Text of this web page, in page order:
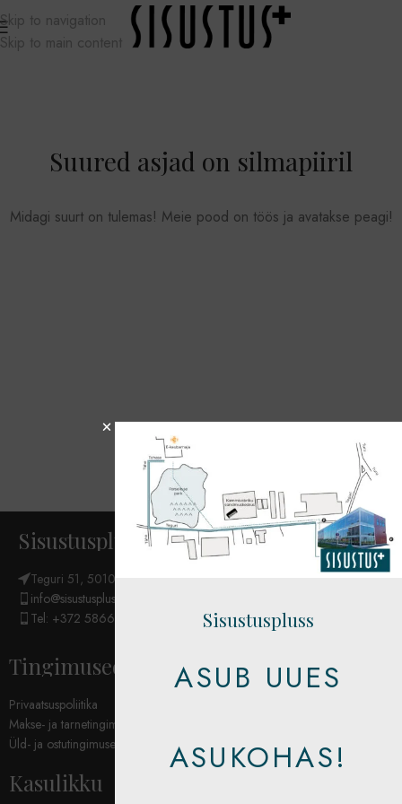
Skip to navigation
Skip to main content
Suured asjad on silmapiiril
Midagi suurt on tulemas! Meie pood on töös ja avatakse peagi!
Sisustuspluss OÜ
Teguri 51, 50107 Tartu
info@sisustuspluss.eu
Tel: +372 5866 6654
Tingimused
Privaatsuspoliitika
Makse- ja tarnetingimused
Üld- ja ostutingimused
Kasulikku
Sisustuspluss
ASUB UUES
ASUKOHAS!